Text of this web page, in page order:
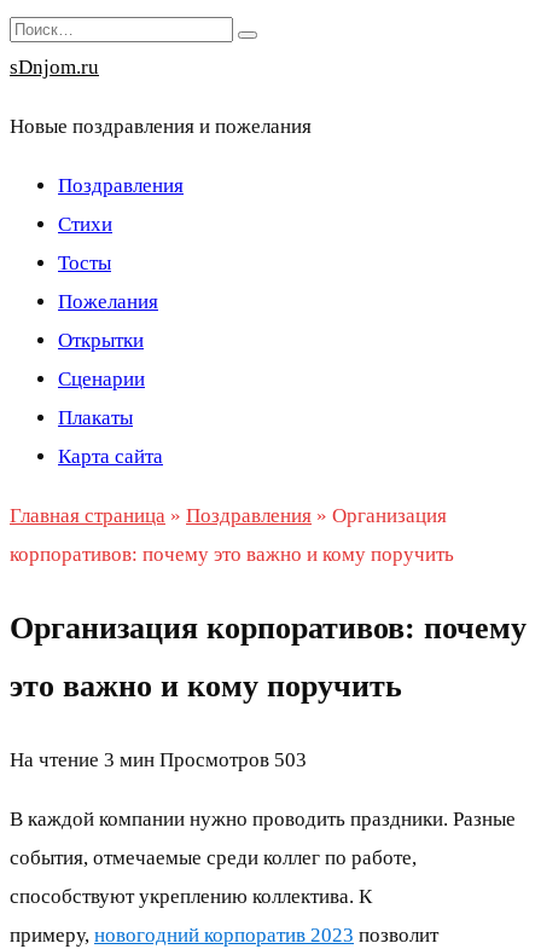
Перейти
к
Search
for:
sDnjom.ru
Новые поздравления и пожелания
Поздравления
Стихи
Тосты
Пожелания
Открытки
Сценарии
Плакаты
Карта сайта
Главная страница » Поздравления » Организация
корпоративов: почему это важно и кому поручить
Организация корпоративов: почему
это важно и кому поручить
На чтение 3 мин Просмотров 503
В каждой компании нужно проводить праздники. Разные
события, отмечаемые среди коллег по работе,
способствуют укреплению коллектива. К
примеру, новогодний корпоратив 2023 позволит